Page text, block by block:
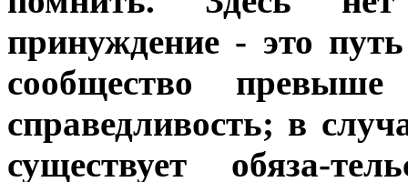
принуждение - это
сообщество
справедливость; в
существует обяза-